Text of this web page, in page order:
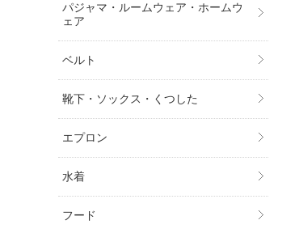
パジャマ・ルームウェア・ホームウ
ェア
ベルト
靴下・ソックス・くつした
エプロン
水着
フード